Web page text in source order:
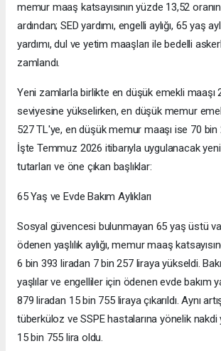
memur maaş katsayısının yüzde 13,52
ardından; SED yardımı, engelli aylığı, 65 yaş
yardımı, dul ve yetim maaşları ile bedelli
zamlandı.
Yeni zamlarla birlikte en düşük emekli maaşı
seviyesine yükselirken, en düşük memur
527 TL'ye, en düşük memur maaşı ise 70 bin
İşte Temmuz 2026 itibarıyla uygulanacak
tutarları ve öne çıkan başlıklar:
65 Yaş ve Evde Bakım Aylıkları
Sosyal güvencesi bulunmayan 65 yaş üstü
ödenen yaşlılık aylığı, memur maaş
6 bin 393 liradan 7 bin 257 liraya yükseldi.
yaşlılar ve engelliler için ödenen evde bakım
879 liradan 15 bin 755 liraya çıkarıldı. Aynı
tüberküloz ve SSPE hastalarına yönelik nakdi
15 bin 755 lira oldu.